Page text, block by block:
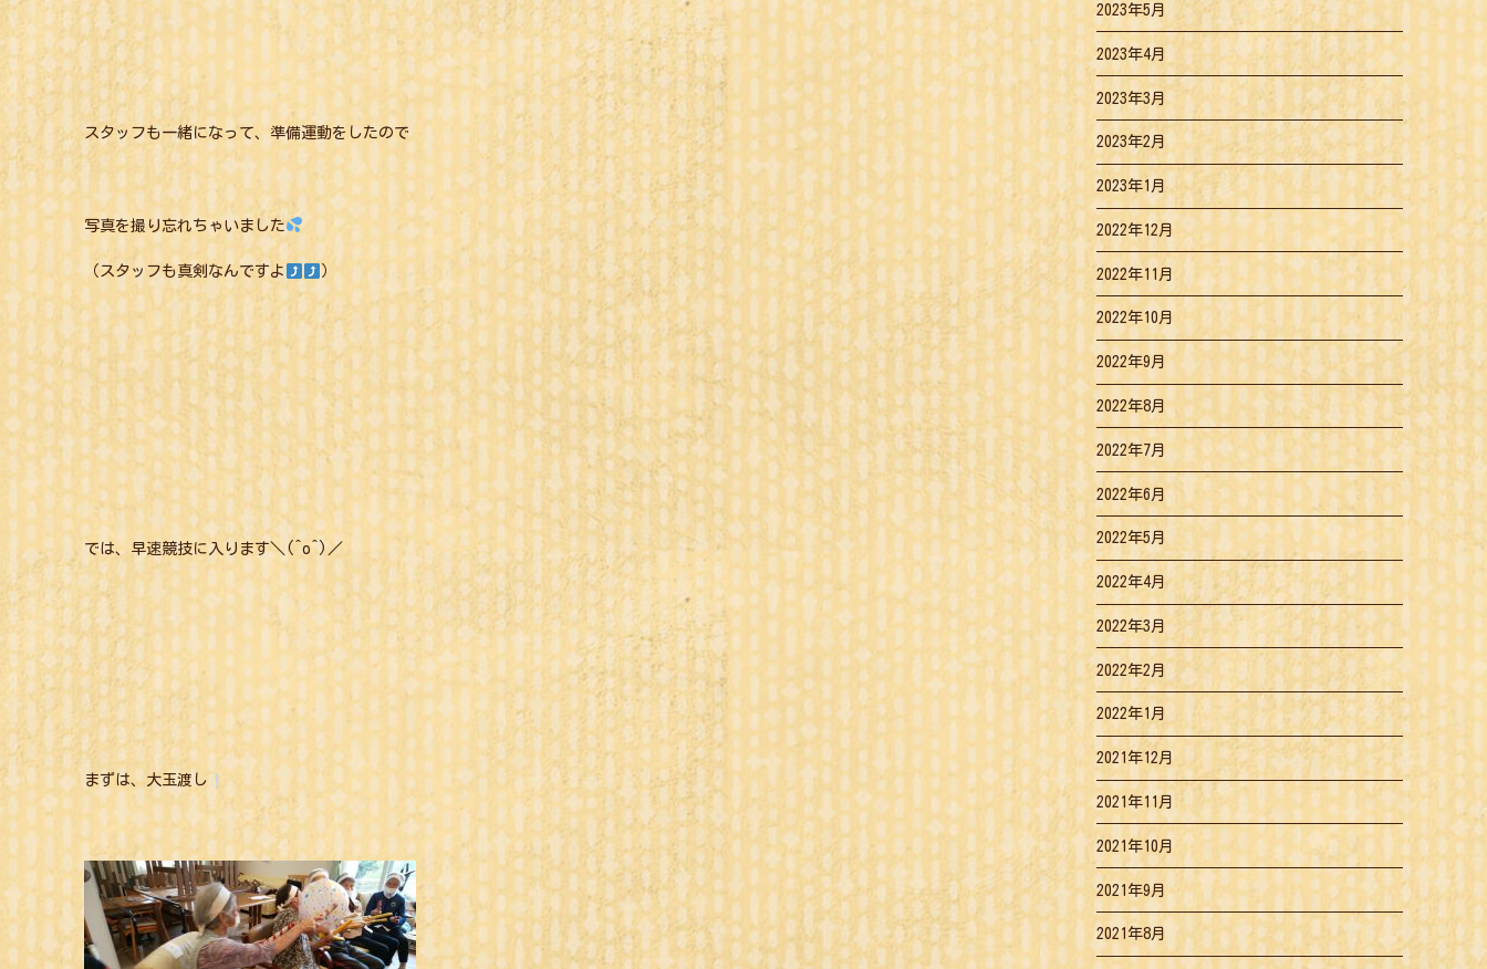
スタッフも一緒になって、準備運動をしたので
写真を撮り忘れちゃいました
（スタッフも真剣なんですよ ）
では、早速競技に入ります＼(^o^)／
まずは、大玉渡し
2023年5月
2023年4月
2023年3月
2023年2月
2023年1月
2022年12月
2022年11月
2022年10月
2022年9月
2022年8月
2022年7月
2022年6月
2022年5月
2022年4月
2022年3月
2022年2月
2022年1月
2021年12月
2021年11月
2021年10月
2021年9月
2021年8月